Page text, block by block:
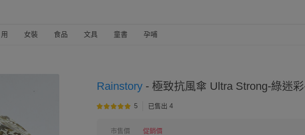
女裝 食品 文具 童書 孕哺
Rainstory - 極致抗風傘 Ultra Strong-綠迷
5 已售出 4
市售價 促銷價